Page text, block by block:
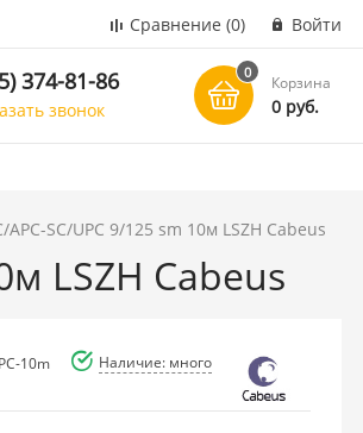
Сравнение (0) Войти
374-81-86
звонок
0
Корзина
0 руб.
SC/UPC 9/125 sm 10м LSZH Cabeus
LSZH Cabeus
10m Наличие: много